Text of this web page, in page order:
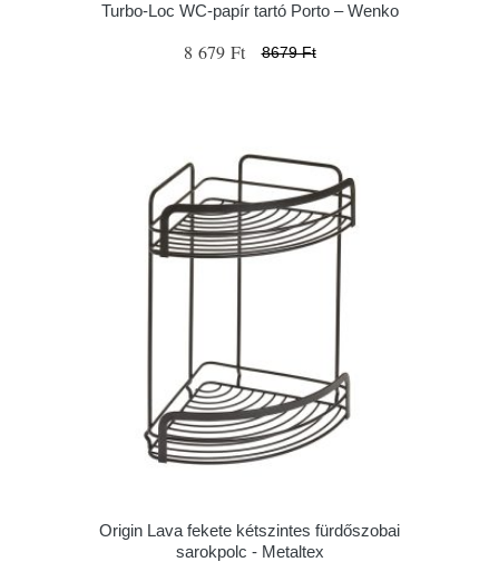
Turbo-Loc WC-papír tartó Porto – Wenko
8 679 Ft 8679 Ft
Origin Lava fekete kétszintes fürdőszobai
sarokpolc - Metaltex